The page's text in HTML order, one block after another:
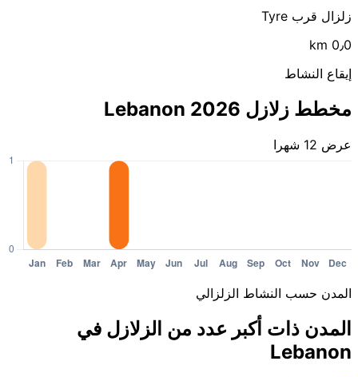
زلزال قرب Tyre
0٫0 km
إيقاع النشاط
مخطط زلازل Lebanon 2026
عرض 12 شهرا
المدن حسب النشاط الزلزالي
المدن ذات أكبر عدد من الزلازل في
Lebanon